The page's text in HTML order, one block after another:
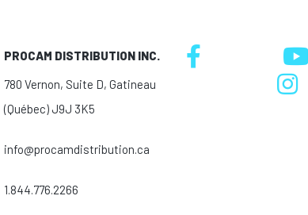
PROCAM DISTRIBUTION INC.
780 Vernon, Suite D, Gatineau
(Québec) J9J 3K5
info@procamdistribution.ca
1.844.776.2266